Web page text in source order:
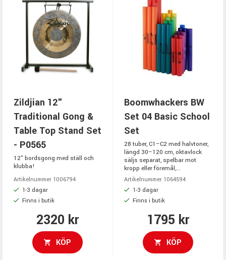
Zildjian 12"
Traditional Gong &
Table Top Stand Set
- P0565
12" bordsgong med ställ och
klubba!
Artikelnummer 1006794
1-3 dagar
Finns i butik
2320 kr
KÖP
Boomwhackers BW
Set 04 Basic School
Set
28 tuber, C1–C2 med halvtoner,
längd 30–120 cm, oktavlock
säljs separat, spelbar mot
kropp eller föremål,...
Artikelnummer 1064594
1-3 dagar
Finns i butik
1795 kr
KÖP